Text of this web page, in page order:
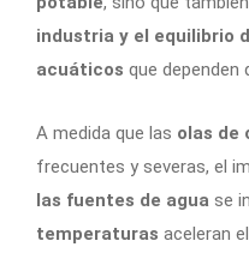
industria y el equilibrio
acuáticos que dependen
A medida que las olas de
frecuentes y severas, el
las fuentes de agua se
temperaturas aceleran el